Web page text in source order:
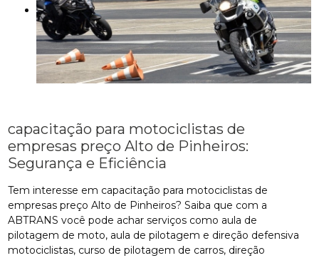
capacitação para motociclistas de
empresas preço Alto de Pinheiros:
Segurança e Eficiência
Tem interesse em capacitação para motociclistas de
empresas preço Alto de Pinheiros? Saiba que com a
ABTRANS você pode achar serviços como aula de
pilotagem de moto, aula de pilotagem e direção defensiva
motociclistas, curso de pilotagem de carros, direção